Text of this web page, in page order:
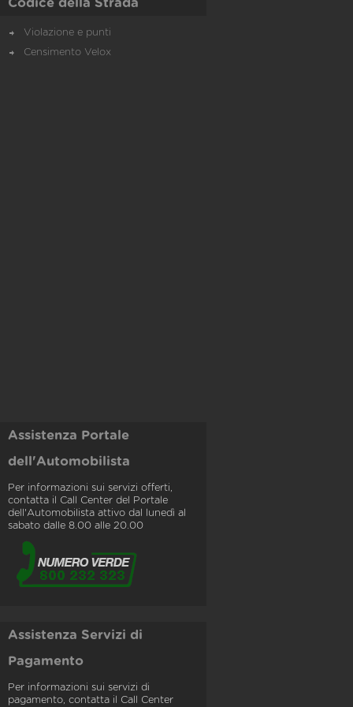
Codice della Strada
Violazione e punti
Censimento Velox
Assistenza Portale
dell'Automobilista
Per informazioni sui servizi offerti,
contatta il Call Center del Portale
dell'Automobilista attivo dal lunedì al
sabato dalle 8.00 alle 20.00
Assistenza Servizi di
Pagamento
Per informazioni sui servizi di
pagamento, contatta il Call Center